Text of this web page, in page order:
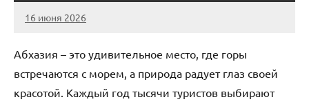
16 июня 2026
Avtor
Нет
Абхазия – это удивительное место, где горы
встречаются с морем, а природа радует глаз своей
красотой. Каждый год тысячи туристов выбирают